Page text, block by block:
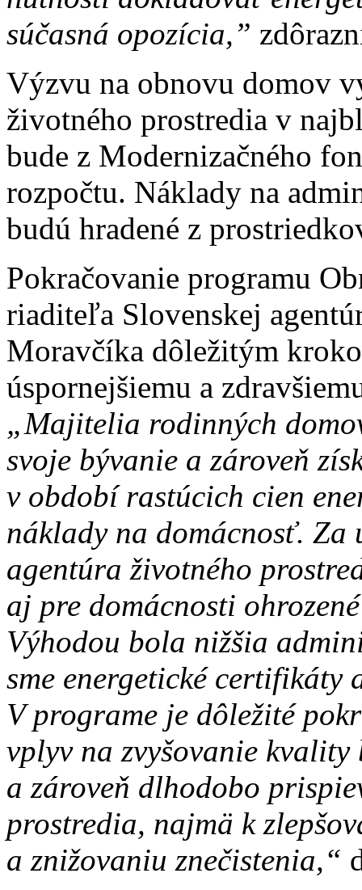
súčasná opozícia,”
Výzvu na obnovu domov
životného prostredia v
bude z Modernizačného
rozpočtu. Náklady na
budú hradené z
Pokračovanie programu
riaditeľa Slovenskej
Moravčíka dôležitým
úspornejšiemu a
„Majitelia rodinných
svoje bývanie a zároveň
v období rastúcich cien
náklady na domácnosť. Za
agentúra životného
aj pre domácnosti
Výhodou bola nižšia
sme energetické certifikáty
V programe je dôležité
vplyv na zvyšovanie
a zároveň dlhodobo
prostredia, najmä k
a znižovaniu znečistenia,“